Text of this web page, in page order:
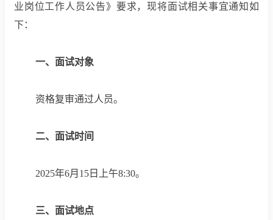
业岗位工作人员公告》要求，现将面试相关事宜通知如
下：
一、面试对象
资格复审通过人员。
二、面试时间
2025年6月 15 日上午8:30。
三、面试地点